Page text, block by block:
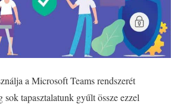
a Microsoft Teams rendszerét
sok tapasztalatunk gyűlt össze ezzel